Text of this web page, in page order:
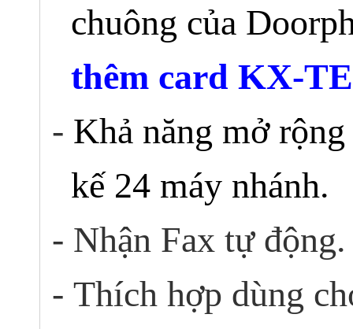
chuông của
thêm card KX-
- Khả năng mở
kế 24 máy nhánh.
- Nhận Fax tự động.
- Thích hợp dùng